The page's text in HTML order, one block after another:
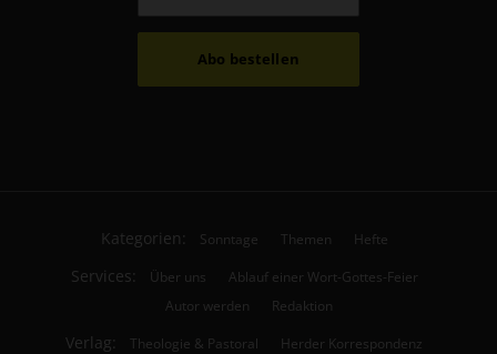
Abo bestellen
Kategorien: Sonntage Themen Hefte
Services: Über uns
Ablauf einer Wort-Gottes-Feier
Autor werden
Redaktion
Verlag: Theologie & Pastoral
Herder Korrespondenz